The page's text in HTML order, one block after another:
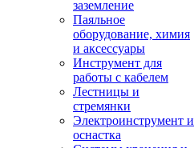
заземление
Паяльное
оборудование, химия
и аксессуары
Инструмент для
работы с кабелем
Лестницы и
стремянки
Электроинструмент и
оснастка